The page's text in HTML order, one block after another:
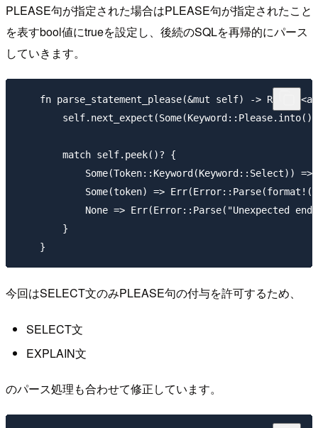
PLEASE句が指定された場合はPLEASE句が指定されたこと
を表すbool値にtrueを設定し、後続のSQLを再帰的にパース
していきます。
fn parse_statement_please(&mut self) ->
        match self.peek()? {
Some(Token::Keyword(Keyword::Select)) =>
Some(token) =>
None => Err(Error::Parse("Unexpected end
        }
今回はSELECT文のみPLEASE句の付与を許可するため、
SELECT文
EXPLAIN文
のパース処理も合わせて修正しています。